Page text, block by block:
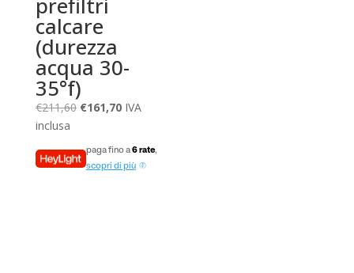
calcare
(durezza
acqua 30-
35°f)
€211,60 Il
originale
era:
€161,70Il
attuale
è:
IVA
inclusa
paga fino a6 rate,
scopri di più